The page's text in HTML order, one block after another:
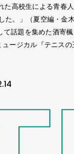
高校生による青春
た。」（夏空編・金
て話題を集めた酒寄
ージカル『テニス